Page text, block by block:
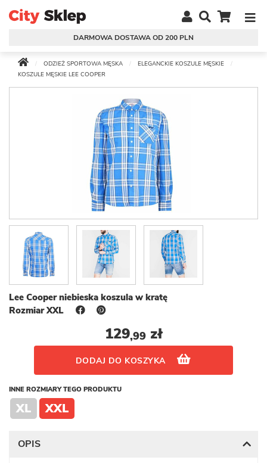
DARMOWA DOSTAWA OD 200 PLN
ODZIEŻ SPORTOWA MĘSKA
ELEGANCKIE KOSZULE MĘSKIE
KOSZULE MĘSKIE LEE COOPER
Lee Cooper niebieska koszula w kratę
Rozmiar XXL
129,99zł
DODAJ DO KOSZYKA
INNE ROZMIARY TEGO PRODUKTU
XL XXL
OPIS